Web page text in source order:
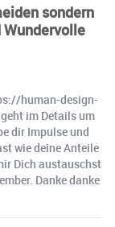
sondern
Wundervolle
human-design-
im Details um
dir Impulse und
wie deine Anteile
Dich austauschst
Danke danke